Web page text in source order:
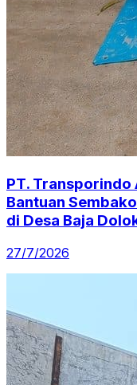
PT. Transporindo
Bantuan
di Desa Baja
27/7/2026